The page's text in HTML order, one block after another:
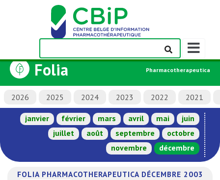
Afficher/
la
de
navigation
Folia Pharmacotherapeutica
2026 2025 2024 2023 2022 2021
janvier février mars avril mai
juin
juillet
août septembre
octobre
novembre
décembre
FOLIA PHARMACOTHERAPEUTICA DÉCEMBRE 2003